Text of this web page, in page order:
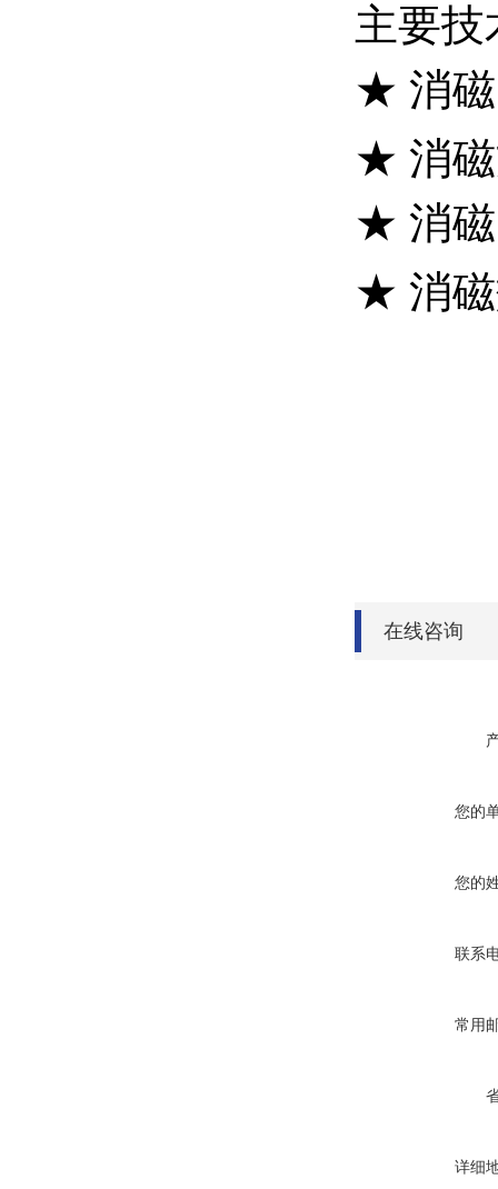
主要技
★ 消
★ 消磁
★ 消
★ 消磁
在线咨询
您的
您的
联系
常用
详细